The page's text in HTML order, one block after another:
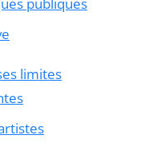
publiques
limites